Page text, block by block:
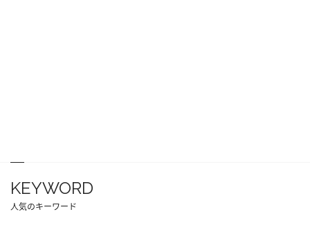
KEYWORD
人気のキーワード